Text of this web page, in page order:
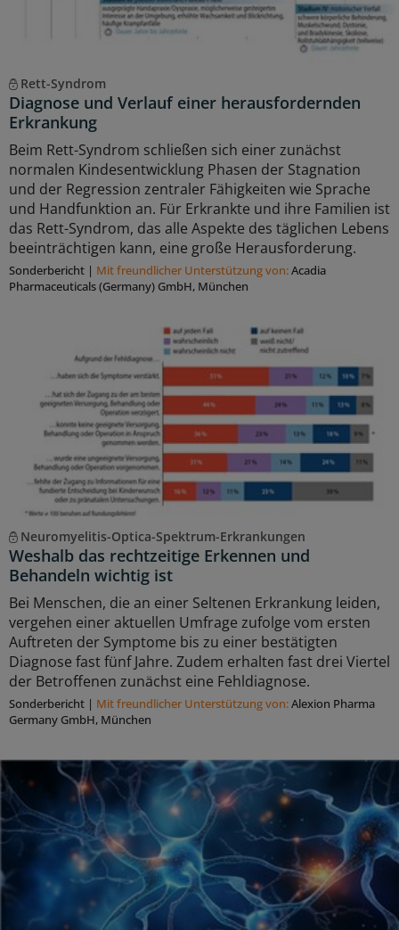
Rett-Syndrom
Diagnose und Verlauf einer herausfordernden
Erkrankung
Beim Rett-Syndrom schließen sich einer zunächst
normalen Kindesentwicklung Phasen der Stagnation
und der Regression zentraler Fähigkeiten wie Sprache
und Handfunktion an. Für Erkrankte und ihre Familien ist
das Rett-Syndrom, das alle Aspekte des täglichen Lebens
beeinträchtigen kann, eine große Herausforderung.
Sonderbericht | Mit freundlicher Unterstützung von:Acadia
Pharmaceuticals (Germany) GmbH, München
Neuromyelitis-Optica-Spektrum-Erkrankungen
Weshalb das rechtzeitige Erkennen und
Behandeln wichtig ist
Bei Menschen, die an einer Seltenen Erkrankung leiden,
vergehen einer aktuellen Umfrage zufolge vom ersten
Auftreten der Symptome bis zu einer bestätigten
Diagnose fast fünf Jahre. Zudem erhalten fast drei Viertel
der Betroffenen zunächst eine Fehldiagnose.
Sonderbericht | Mit freundlicher Unterstützung von:Alexion Pharma
Germany GmbH, München